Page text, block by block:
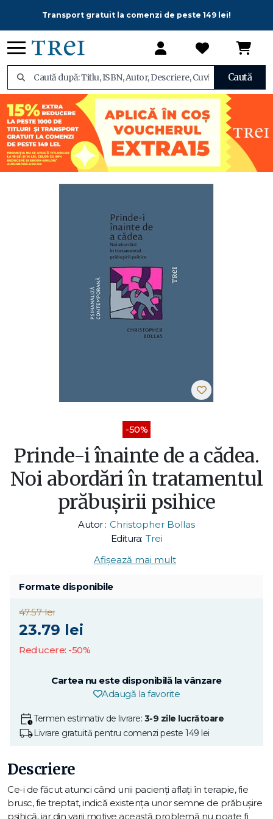
Transport gratuit la comenzi de peste 149 lei!
Caută
-50%
Prinde-i înainte de a cădea.
Noi abordări în tratamentul
prăbușirii psihice
Autor : Christopher Bollas
Editura: Trei
Afișează mai mult
Formate disponibile
47.57 lei
23.79 lei
Reducere: -50%
Cartea nu este disponibilă la vânzare
Adaugă la favorite
Termen estimativ de livrare: 3-9 zile lucrătoare
Livrare gratuită pentru comenzi peste 149 lei
Descriere
Ce-i de făcut atunci când unii pacienți aflați în terapie, fie
brusc, fie treptat, indică existența unor semne de prăbușire
psihică, iar din varii motive această problemă nu poate fi